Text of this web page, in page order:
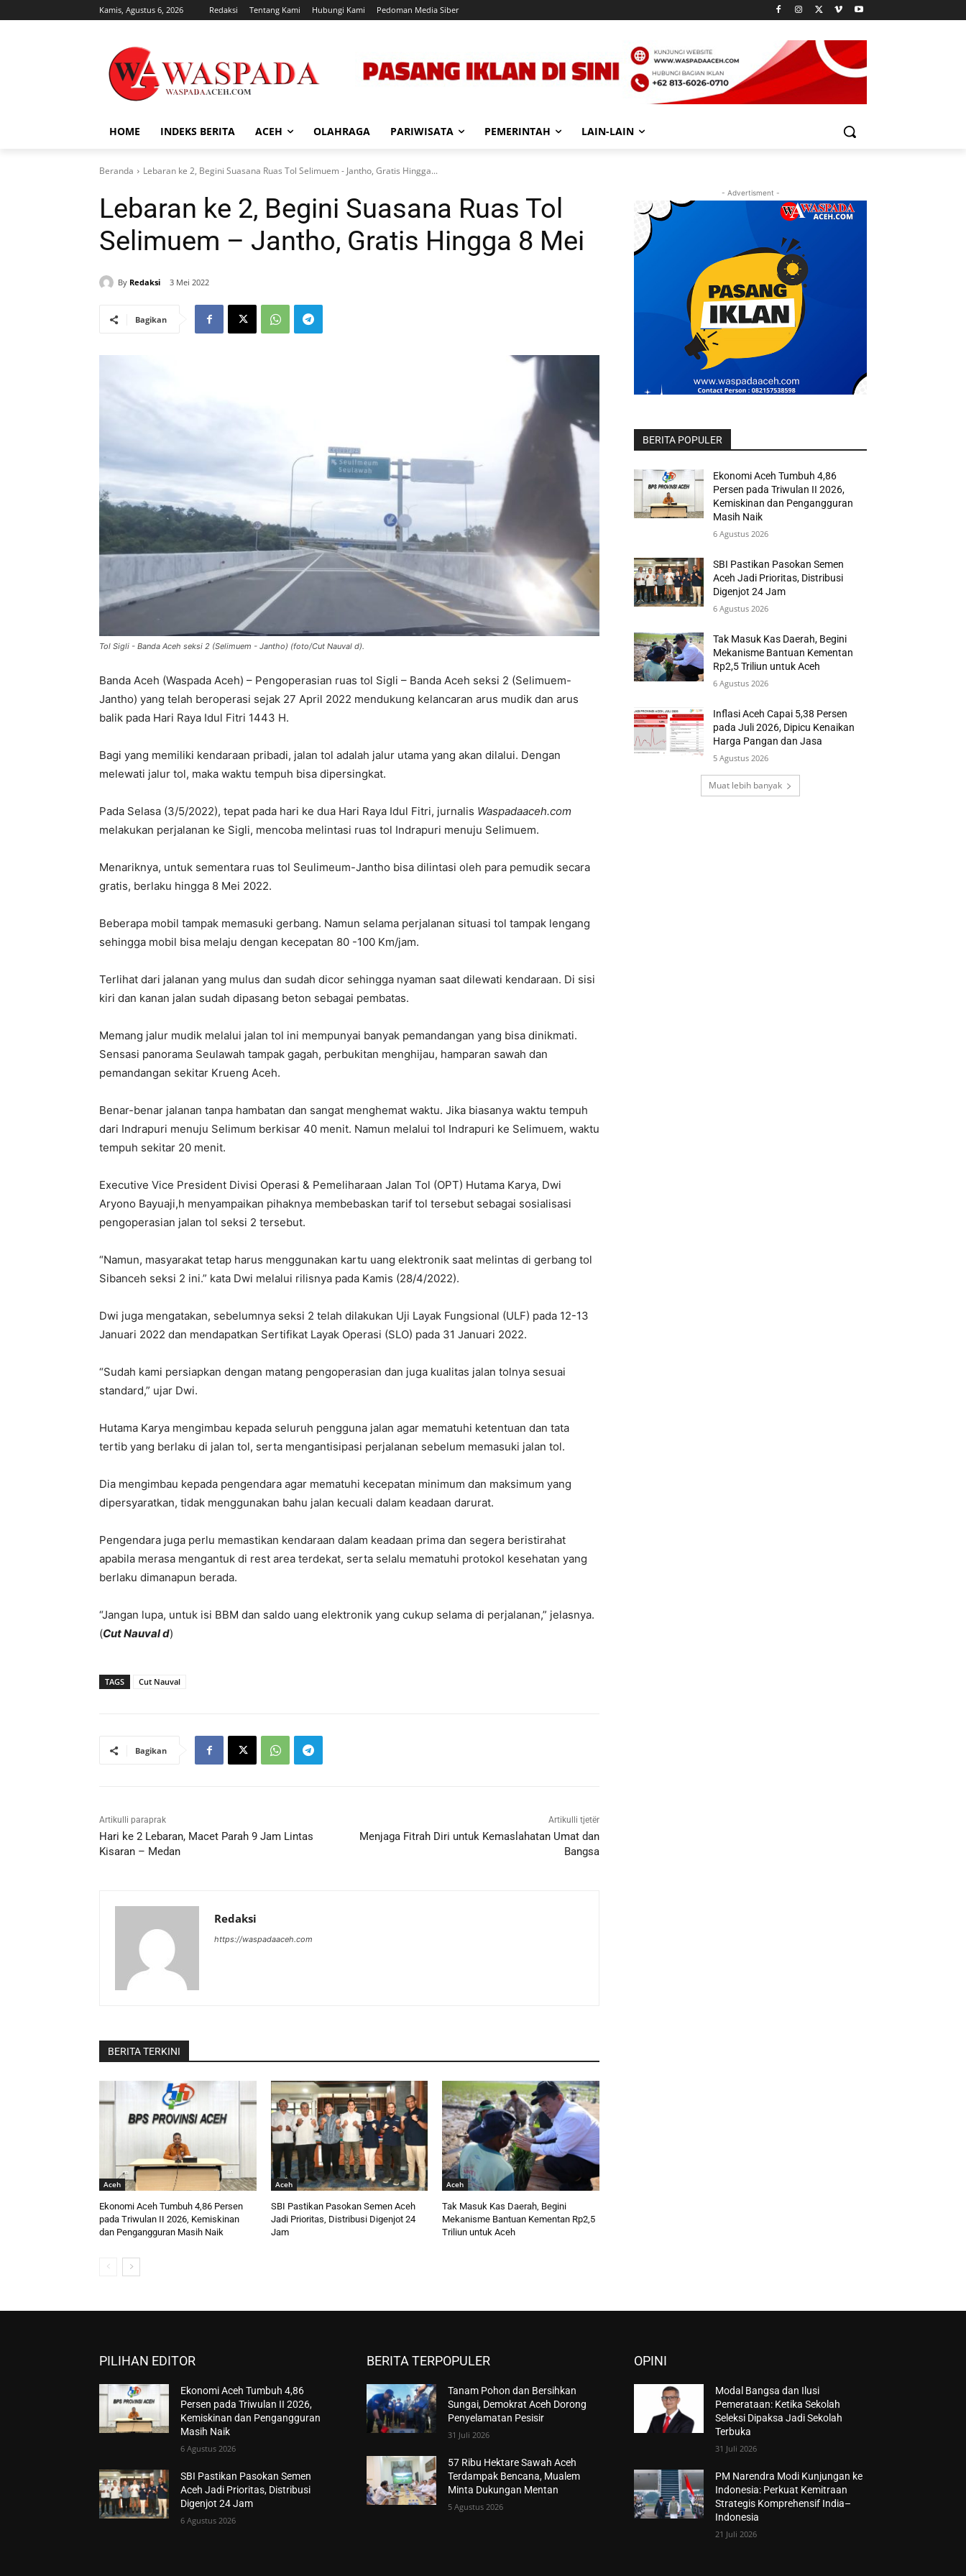
Kamis, Agustus 6, 2026 Redaksi Tentang Kami Hubungi Kami Pedoman Media Siber
HOME INDEKS BERITA ACEH OLAHRAGA PARIWISATA PEMERINTAH LAIN-LAIN
Beranda Lebaran ke 2, Begini Suasana Ruas Tol Selimuem - Jantho, Gratis Hingga...
Lebaran ke 2, Begini Suasana Ruas Tol
Selimuem – Jantho, Gratis Hingga 8 Mei
By Redaksi 3 Mei 2022
Bagikan
Tol Sigli - Banda Aceh seksi 2 (Selimuem - Jantho) (foto/Cut Nauval d).
Banda Aceh (Waspada Aceh) – Pengoperasian ruas tol Sigli – Banda Aceh seksi 2 (Selimuem-
Jantho) yang telah beroperasi sejak 27 April 2022 mendukung kelancaran arus mudik dan arus
balik pada Hari Raya Idul Fitri 1443 H.
Bagi yang memiliki kendaraan pribadi, jalan tol adalah jalur utama yang akan dilalui. Dengan
melewati jalur tol, maka waktu tempuh bisa dipersingkat.
Pada Selasa (3/5/2022), tepat pada hari ke dua Hari Raya Idul Fitri, jurnalis Waspadaaceh.com
melakukan perjalanan ke Sigli, mencoba melintasi ruas tol Indrapuri menuju Selimuem.
Menariknya, untuk sementara ruas tol Seulimeum-Jantho bisa dilintasi oleh para pemudik secara
gratis, berlaku hingga 8 Mei 2022.
Beberapa mobil tampak memasuki gerbang. Namun selama perjalanan situasi tol tampak lengang
sehingga mobil bisa melaju dengan kecepatan 80 -100 Km/jam.
Terlihat dari jalanan yang mulus dan sudah dicor sehingga nyaman saat dilewati kendaraan. Di sisi
kiri dan kanan jalan sudah dipasang beton sebagai pembatas.
Memang jalur mudik melalui jalan tol ini mempunyai banyak pemandangan yang bisa dinikmati.
Sensasi panorama Seulawah tampak gagah, perbukitan menghijau, hamparan sawah dan
pemandangan sekitar Krueng Aceh.
Benar-benar jalanan tanpa hambatan dan sangat menghemat waktu. Jika biasanya waktu tempuh
dari Indrapuri menuju Selimum berkisar 40 menit. Namun melalui tol Indrapuri ke Selimuem, waktu
tempuh sekitar 20 menit.
Executive Vice President Divisi Operasi & Pemeliharaan Jalan Tol (OPT) Hutama Karya, Dwi
Aryono Bayuaji,h menyampaikan pihaknya membebaskan tarif tol tersebut sebagai sosialisasi
pengoperasian jalan tol seksi 2 tersebut.
“Namun, masyarakat tetap harus menggunakan kartu uang elektronik saat melintas di gerbang tol
Sibanceh seksi 2 ini.” kata Dwi melalui rilisnya pada Kamis (28/4/2022).
Dwi juga mengatakan, sebelumnya seksi 2 telah dilakukan Uji Layak Fungsional (ULF) pada 12-13
Januari 2022 dan mendapatkan Sertifikat Layak Operasi (SLO) pada 31 Januari 2022.
“Sudah kami persiapkan dengan matang pengoperasian dan juga kualitas jalan tolnya sesuai
standard,” ujar Dwi.
Hutama Karya mengimbau kepada seluruh pengguna jalan agar mematuhi ketentuan dan tata
tertib yang berlaku di jalan tol, serta mengantisipasi perjalanan sebelum memasuki jalan tol.
Dia mengimbau kepada pengendara agar mematuhi kecepatan minimum dan maksimum yang
dipersyaratkan, tidak menggunakan bahu jalan kecuali dalam keadaan darurat.
Pengendara juga perlu memastikan kendaraan dalam keadaan prima dan segera beristirahat
apabila merasa mengantuk di rest area terdekat, serta selalu mematuhi protokol kesehatan yang
berlaku dimanapun berada.
“Jangan lupa, untuk isi BBM dan saldo uang elektronik yang cukup selama di perjalanan,” jelasnya.
(Cut Nauval d)
TAGS Cut Nauval
Bagikan
Artikulli paraprak
Hari ke 2 Lebaran, Macet Parah 9 Jam Lintas
Kisaran – Medan
Artikulli tjetër
Menjaga Fitrah Diri untuk Kemaslahatan Umat dan
Bangsa
Redaksi
https://waspadaaceh.com
BERITA TERKINI
Aceh
Ekonomi Aceh Tumbuh 4,86 Persen
pada Triwulan II 2026, Kemiskinan
dan Pengangguran Masih Naik
Aceh
SBI Pastikan Pasokan Semen Aceh
Jadi Prioritas, Distribusi Digenjot 24
Jam
Aceh
Tak Masuk Kas Daerah, Begini
Mekanisme Bantuan Kementan Rp2,5
Triliun untuk Aceh
- Advertisment -
BERITA POPULER
Ekonomi Aceh Tumbuh 4,86
Persen pada Triwulan II 2026,
Kemiskinan dan Pengangguran
Masih Naik
6 Agustus 2026
SBI Pastikan Pasokan Semen
Aceh Jadi Prioritas, Distribusi
Digenjot 24 Jam
6 Agustus 2026
Tak Masuk Kas Daerah, Begini
Mekanisme Bantuan Kementan
Rp2,5 Triliun untuk Aceh
6 Agustus 2026
Inflasi Aceh Capai 5,38 Persen
pada Juli 2026, Dipicu Kenaikan
Harga Pangan dan Jasa
5 Agustus 2026
Muat lebih banyak
PILIHAN EDITOR
Ekonomi Aceh Tumbuh 4,86
Persen pada Triwulan II 2026,
Kemiskinan dan Pengangguran
Masih Naik
6 Agustus 2026
SBI Pastikan Pasokan Semen
Aceh Jadi Prioritas, Distribusi
Digenjot 24 Jam
6 Agustus 2026
BERITA TERPOPULER
Tanam Pohon dan Bersihkan
Sungai, Demokrat Aceh Dorong
Penyelamatan Pesisir
31 Juli 2026
57 Ribu Hektare Sawah Aceh
Terdampak Bencana, Mualem
Minta Dukungan Mentan
5 Agustus 2026
OPINI
Modal Bangsa dan Ilusi
Pemerataan: Ketika Sekolah
Seleksi Dipaksa Jadi Sekolah
Terbuka
31 Juli 2026
PM Narendra Modi Kunjungan ke
Indonesia: Perkuat Kemitraan
Strategis Komprehensif India–
Indonesia
21 Juli 2026